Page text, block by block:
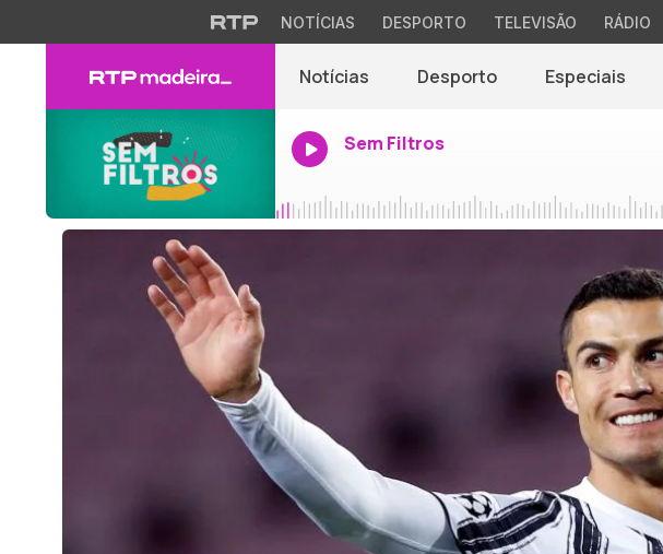
NOTÍCIAS DESPORTO TELEVISÃO RÁDIO
Notícias Desporto Especiais
Sem Filtros